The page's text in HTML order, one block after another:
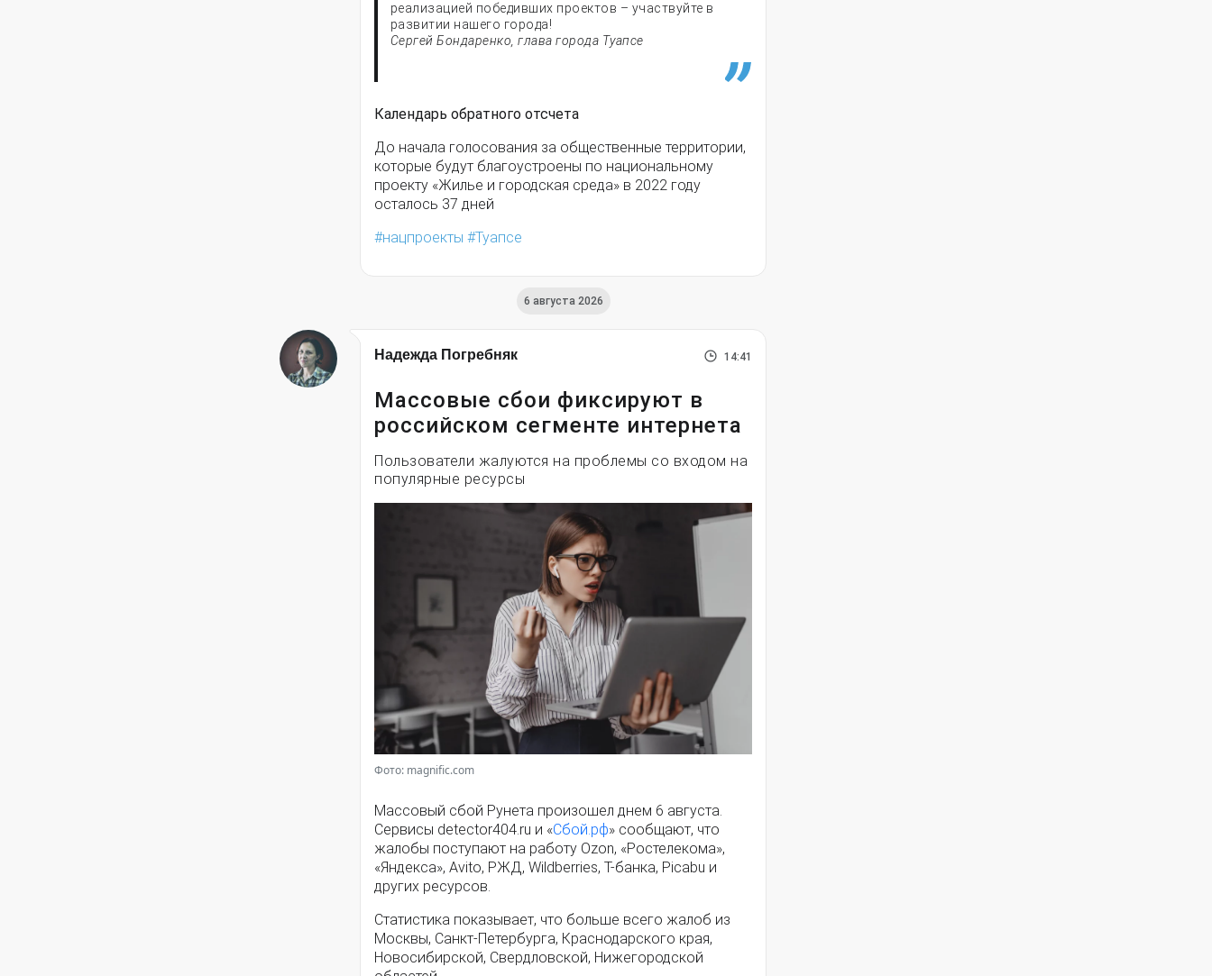
реализацией победивших проектов – участвуйте в
развитии нашего города!
Сергей Бондаренко, глава города Туапсе
Календарь обратного отсчета
До начала голосования за общественные территории,
которые будут благоустроены по национальному
проекту «Жилье и городская среда» в 2022 году
осталось 37 дней
нацпроекты
Туапсе
6 августа 2026
Надежда Погребняк 14:41
Массовые сбои фиксируют в
российском сегменте интернета
Пользователи жалуются на проблемы со входом на
популярные ресурсы
Фото: magnific.com
Массовый сбой Рунета произошел днем 6 августа.
Сервисы detector404.ru и «Сбой.рф» сообщают, что
жалобы поступают на работу Ozon, «Ростелекома»,
«Яндекса», Avito, РЖД, Wildberries, Т-банка, Picabu и
других ресурсов.
Статистика показывает, что больше всего жалоб из
Москвы, Санкт-Петербурга, Краснодарского края,
Новосибирской, Свердловской, Нижегородской